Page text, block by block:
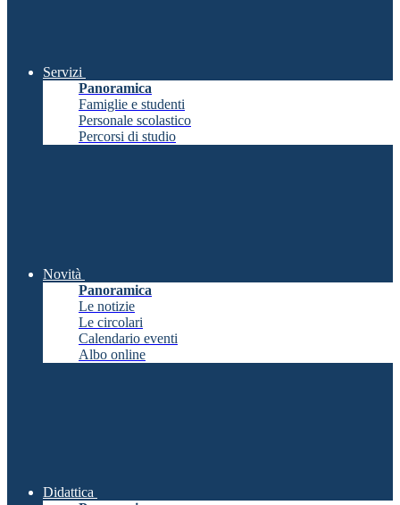
Servizi
Panoramica
Famiglie e studenti
Personale scolastico
Percorsi di studio
Novità
Panoramica
Le notizie
Le circolari
Calendario eventi
Albo online
Didattica